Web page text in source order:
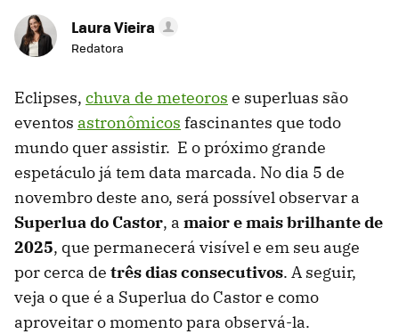
Laura Vieira
Redatora
Eclipses, chuva de meteoros e superluas são
eventos astronômicos fascinantes que todo
mundo quer assistir. E o próximo grande
espetáculo já tem data marcada. No dia 5 de
novembro deste ano, será possível observar a
Superlua do Castor, a maior e mais brilhante de
2025, que permanecerá visível e em seu auge
por cerca de três dias consecutivos. A seguir,
veja o que é a Superlua do Castor e como
aproveitar o momento para observá-la.